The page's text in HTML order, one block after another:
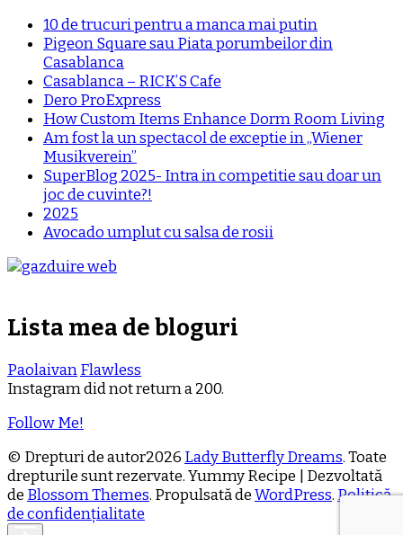
10 de trucuri pentru a manca mai putin
Pigeon Square sau Piata porumbeilor din
Casablanca
Casablanca – RICK’S Cafe
Dero ProExpress
How Custom Items Enhance Dorm Room Living
Am fost la un spectacol de exceptie in „Wiener
Musikverein”
SuperBlog 2025- Intra in competitie sau doar un
joc de cuvinte?!
2025
Avocado umplut cu salsa de rosii
Lista mea de bloguri
PaolaivanFlawless
Instagram did not return a 200.
Follow Me!
© Drepturi de autor2026 Lady Butterfly Dreams. Toate
drepturile sunt rezervate.Yummy Recipe | Dezvoltată
de Blossom Themes. Propulsată deWordPress. Politică
de confidențialitate